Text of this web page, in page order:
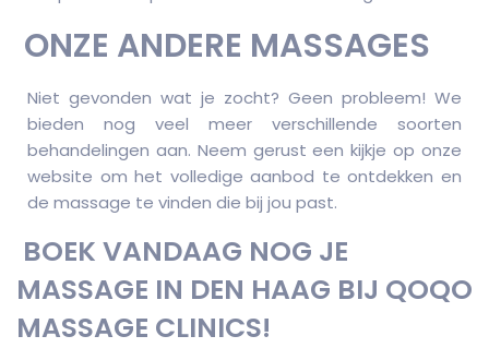
ONZE ANDERE MASSAGES
Niet gevonden wat je zocht? Geen probleem! We
bieden nog veel meer verschillende soorten
behandelingen aan. Neem gerust een kijkje op onze
website om het volledige aanbod te ontdekken en
de massage te vinden die bij jou past.
BOEK VANDAAG NOG JE
MASSAGE IN DEN HAAG BIJ QOQO
MASSAGE CLINICS!